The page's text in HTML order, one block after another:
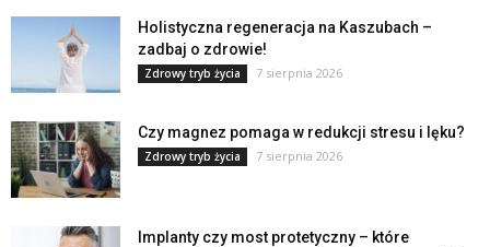
Holistyczna regeneracja na Kaszubach –
zadbaj o zdrowie!
Zdrowy tryb życia 7 sierpnia 2026
Czy magnez pomaga w redukcji stresu i lęku?
Zdrowy tryb życia 7 sierpnia 2026
Implanty czy most protetyczny – które